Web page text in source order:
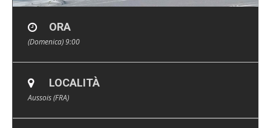
ORA
(Domenica) 9:00
LOCALITÀ
Aussois (FRA)